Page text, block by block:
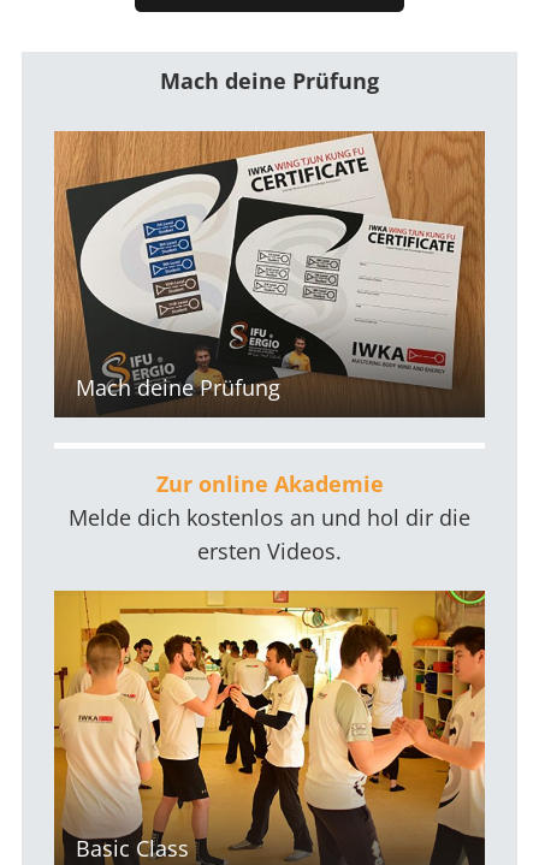
Mach deine Prüfung
Mach deine Prüfung
Zur online Akademie
Melde dich kostenlos an und hol dir die
ersten Videos.
Basic Class